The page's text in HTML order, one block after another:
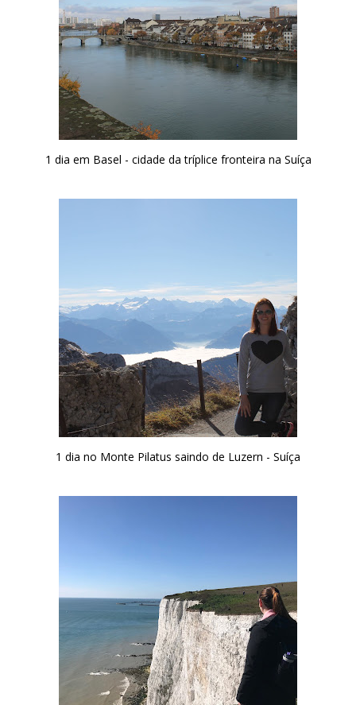
1 dia em Basel - cidade da tríplice fronteira na Suíça
1 dia no Monte Pilatus saindo de Luzern - Suíça